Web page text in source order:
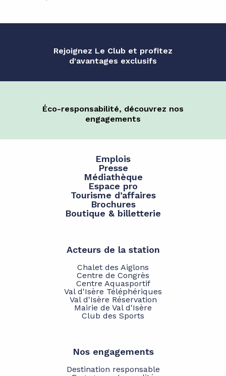
Rejoignez Le Club et profitez
d'avantages exclusifs
Éco-responsabilité, découvrez nos
engagements
Emplois
Presse
Médiathèque
Espace pro
Tourisme d’affaires
Brochures
Boutique & billetterie
Acteurs de la station
Chalet des Aiglons
Centre de Congrès
Centre Aquasportif
Val d'Isère Téléphériques
Val d'Isère Réservation
Mairie de Val d'Isère
Club des Sports
Nos engagements
Destination responsable